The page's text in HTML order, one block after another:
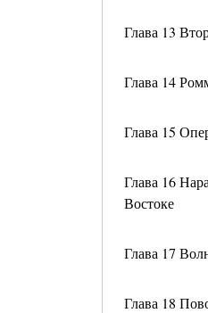
Глава 13
Глава 14
Глава 15
Глава 16
Востоке
Глава 17
Глава 18